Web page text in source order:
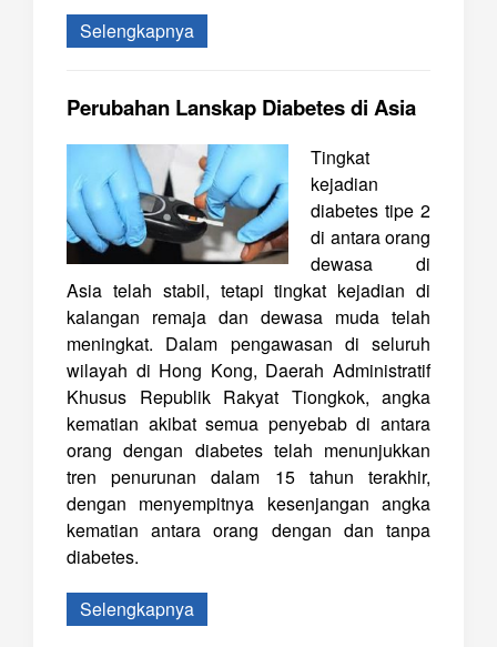
Selengkapnya
Perubahan Lanskap Diabetes di Asia
Tingkat
kejadian
diabetes tipe 2
di antara orang
dewasa di
Asia telah stabil, tetapi tingkat kejadian di
kalangan remaja dan dewasa muda telah
meningkat. Dalam pengawasan di seluruh
wilayah di Hong Kong, Daerah Administratif
Khusus Republik Rakyat Tiongkok, angka
kematian akibat semua penyebab di antara
orang dengan diabetes telah menunjukkan
tren penurunan dalam 15 tahun terakhir,
dengan menyempitnya kesenjangan angka
kematian antara orang dengan dan tanpa
diabetes.
Selengkapnya